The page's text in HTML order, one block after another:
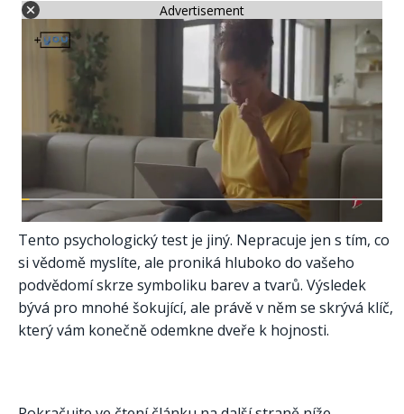
Advertisement
Tento psychologický test je jiný. Nepracuje jen s tím, co
si vědomě myslíte, ale proniká hluboko do vašeho
podvědomí skrze symboliku barev a tvarů. Výsledek
bývá pro mnohé šokující, ale právě v něm se skrývá klíč,
který vám konečně odemkne dveře k hojnosti.